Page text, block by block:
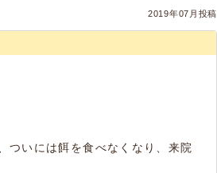
2019年07月投稿
ついには餌を食べなくなり、来院